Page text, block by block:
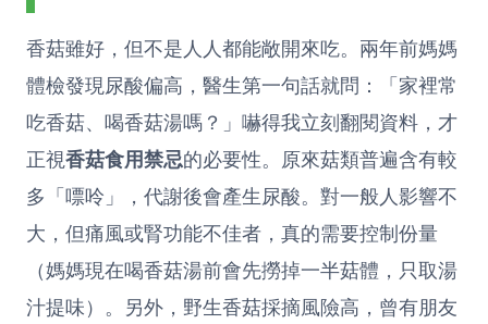
香菇雖好，但不是人人都能敞開來吃。兩年前媽媽
體檢發現尿酸偏高，醫生第一句話就問：「家裡常
吃香菇、喝香菇湯嗎？」嚇得我立刻翻閱資料，才
正視香菇食用禁忌的必要性。原來菇類普遍含有較
多「嘌呤」，代謝後會產生尿酸。對一般人影響不
大，但痛風或腎功能不佳者，真的需要控制份量
（媽媽現在喝香菇湯前會先撈掉一半菇體，只取湯
汁提味）。另外，野生香菇採摘風險高，曾有朋友